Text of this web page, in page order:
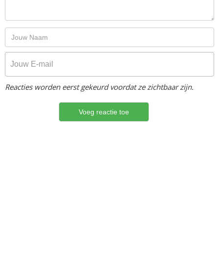
Reacties worden eerst gekeurd voordat ze zichtbaar zijn.